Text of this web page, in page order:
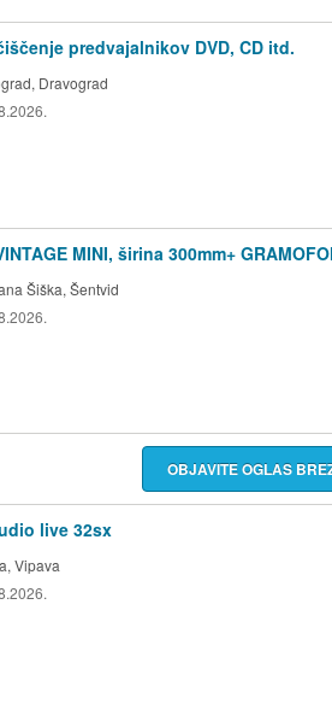
predvajalnikov DVD, CD itd.
Dravograd
MINI, širina 300mm+
Šiška, Šentvid
OBJAVITE OGLAS
live 32sx
Vipava